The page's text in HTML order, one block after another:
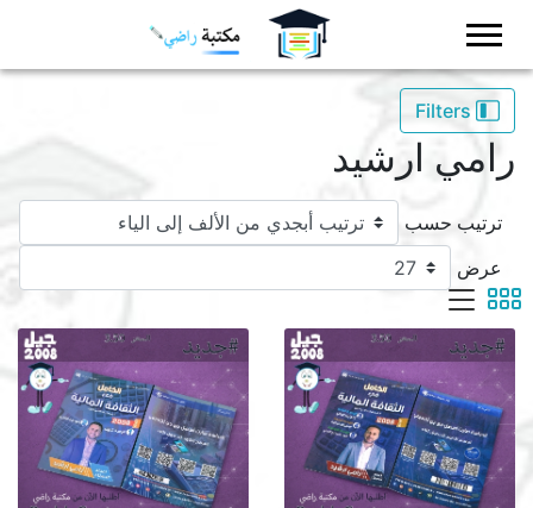
رامي ارشيد
ترتيب حسب
عرض
viewmode grid
viewmode list